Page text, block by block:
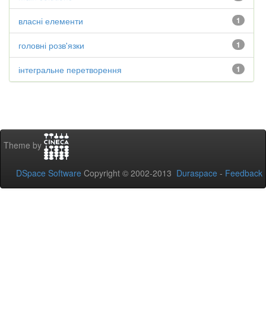
1
власні елементи
1
головні розв'язки
1
інтегральне перетворення
Theme by
DSpace Software Copyright © 2002-2013 Duraspace - Feedback